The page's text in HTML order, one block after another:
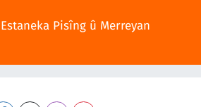
Estaneka Pisîng û Merreyan